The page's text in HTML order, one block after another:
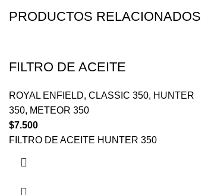
PRODUCTOS RELACIONADOS
FILTRO DE ACEITE
ROYAL ENFIELD, CLASSIC 350, HUNTER
350, METEOR 350
$7.500
FILTRO DE ACEITE HUNTER 350